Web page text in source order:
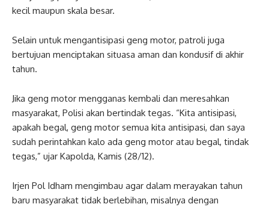
kecil maupun skala besar.
Selain untuk mengantisipasi geng motor, patroli juga
bertujuan menciptakan situasa aman dan kondusif di akhir
tahun.
Jika geng motor mengganas kembali dan meresahkan
masyarakat, Polisi akan bertindak tegas. “Kita antisipasi,
apakah begal, geng motor semua kita antisipasi, dan saya
sudah perintahkan kalo ada geng motor atau begal, tindak
tegas,” ujar Kapolda, Kamis (28/12).
Irjen Pol Idham mengimbau agar dalam merayakan tahun
baru masyarakat tidak berlebihan, misalnya dengan